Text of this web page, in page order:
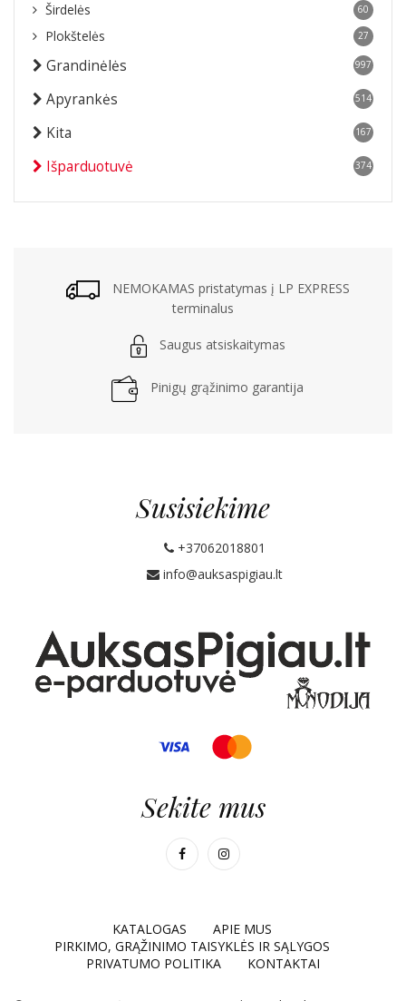
Širdelės 60
Plokštelės 27
Grandinėlės 997
Apyrankės 514
Kita 167
Išparduotuvė 374
NEMOKAMAS pristatymas į LP EXPRESS
terminalus
Saugus atsiskaitymas
Pinigų grąžinimo garantija
Susisiekime
+37062018801
info@auksaspigiau.lt
Sekite mus
KATALOGAS
APIE MUS
PIRKIMO, GRĄŽINIMO TAISYKLĖS IR SĄLYGOS
PRIVATUMO POLITIKA
KONTAKTAI